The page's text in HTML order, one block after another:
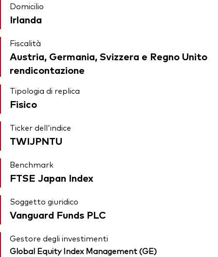
Domicilio
Irlanda
Fiscalità
Austria, Germania, Svizzera e Regno Unito
rendicontazione
Tipologia di replica
Fisico
Ticker dell'indice
TWIJPNTU
Benchmark
FTSE Japan Index
Soggetto giuridico
Vanguard Funds PLC
Gestore degli investimenti
Global Equity Index Management (GE)